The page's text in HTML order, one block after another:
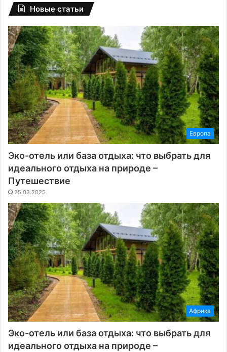
Новые статьи
Европа
Эко-отель или база отдыха: что выбрать для
идеального отдыха на природе –
Путешествие
25.03.2025
Африка
Эко-отель или база отдыха: что выбрать для
идеального отдыха на природе –